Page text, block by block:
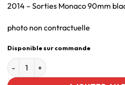
2014 – Sorties Monaco 90mm
photo non contractuelle
Disponible sur commande